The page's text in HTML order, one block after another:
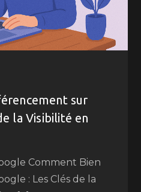
sur
la Visibilité en
Comment Bien
: Les Clés de la